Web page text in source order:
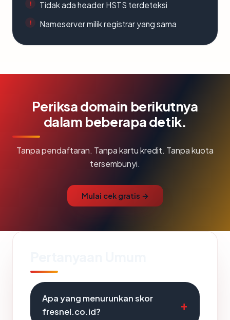
Tidak ada header HSTS terdeteksi
Nameserver milik registrar yang sama
Periksa domain berikutnya
dalam beberapa detik.
Tanpa pendaftaran. Tanpa kartu kredit. Tanpa kuota
tersembunyi.
Mulai cek gratis →
Apa yang menurunkan skor
fresnel.co.id?